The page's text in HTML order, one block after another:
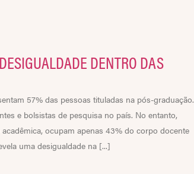
DENTRO DAS
57% das pessoas tituladas na pós-graduação.
e bolsistas de pesquisa no país. No entanto,
ocupam apenas 43% do corpo docente
uma desigualdade na [...]